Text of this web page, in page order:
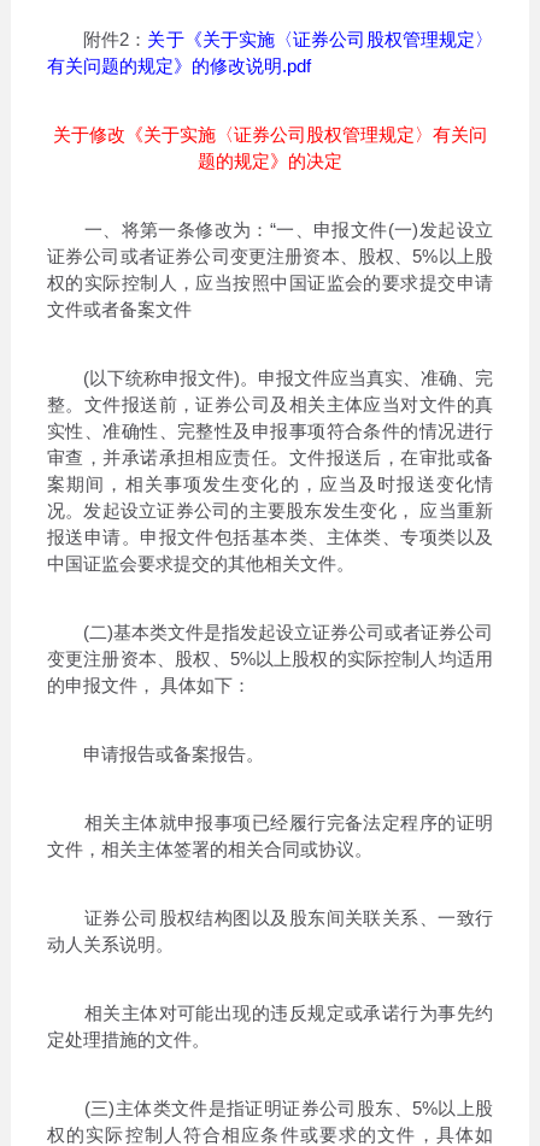
附件2： 关于《关于实施〈证券公司股权管理规定〉
有关问题的规定》的修改说明.pdf
关于修改《关于实施〈证券公司股权管理规定〉有关问
题的规定》的决定
一、将第一条修改为：“一、申报文件(一)发起设立
证券公司或者证券公司变更注册资本、股权、5%以上股
权的实际控制人，应当按照中国证监会的要求提交申请
文件或者备案文件
(以下统称申报文件)。申报文件应当真实、准确、完
整。文件报送前，证券公司及相关主体应当对文件的真
实性、准确性、完整性及申报事项符合条件的情况进行
审查，并承诺承担相应责任。文件报送后，在审批或备
案期间，相关事项发生变化的，应当及时报送变化情
况。发起设立证券公司的主要股东发生变化， 应当重新
报送申请。申报文件包括基本类、主体类、专项类以及
中国证监会要求提交的其他相关文件。
(二)基本类文件是指发起设立证券公司或者证券公司
变更注册资本、股权、5%以上股权的实际控制人均适用
的申报文件， 具体如下：
申请报告或备案报告。
相关主体就申报事项已经履行完备法定程序的证明
文件，相关主体签署的相关合同或协议。
证券公司股权结构图以及股东间关联关系、一致行
动人关系说明。
相关主体对可能出现的违反规定或承诺行为事先约
定处理措施的文件。
(三)主体类文件是指证明证券公司股东、5%以上股
权的实际控制人符合相应条件或要求的文件，具体如